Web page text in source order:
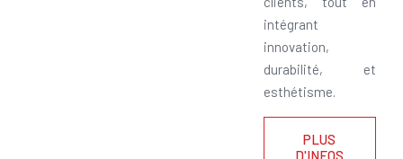
intégrant
innovation,
durabilité, et
esthétisme.
PLUS
D'INFOS